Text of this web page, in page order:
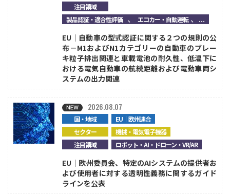
注目領域
製品認証・適合性評価 、エコカー・自動運転、...
EU｜自動車の型式認証に関する２つの規則の公
布－M1およびN1カテゴリーの自動車のブレー
キ粒子排出関連と車載電池の耐久性、低温下に
おける電気自動車の航続距離および電動車両シ
ステムの出力関連
国・地域
EU｜欧州連合
セクター
機械・電気電子機器
注目領域
ロボット・AI・ドローン・VR/AR
2026.08.07
EU｜欧州委員会、特定のAIシステムの提供者お
よび使用者に対する透明性義務に関するガイド
ラインを公表